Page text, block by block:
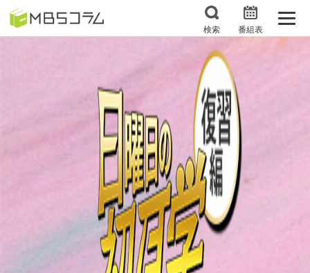
検索 番組表
エンタメMBS
3分で読める！『ザ・リー
ダー』たちの泣き笑い
もう一度楽しむプレバト
サタプラ ～気になる情
報をちょこっとプラス～
所さんお届けモノです！
の気になるトコロ
月曜の蛙、大海を知る。
マニアックでメカニカル
そしてＭＢＳ的なＭなス
何が起こるかホンマにわ
からん！？「ごぶごぶ」の
トリセツ